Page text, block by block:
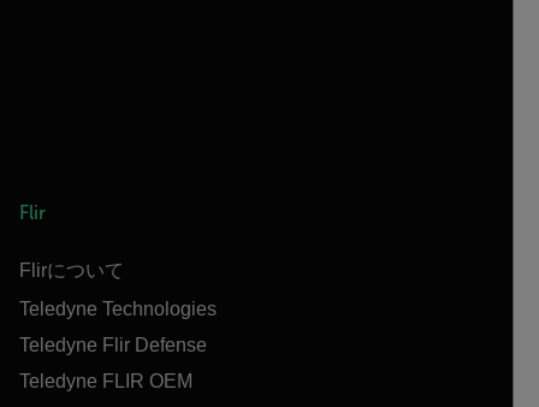
Flir
Flirについて
Teledyne Technologies
Teledyne Flir Defense
Teledyne FLIR OEM